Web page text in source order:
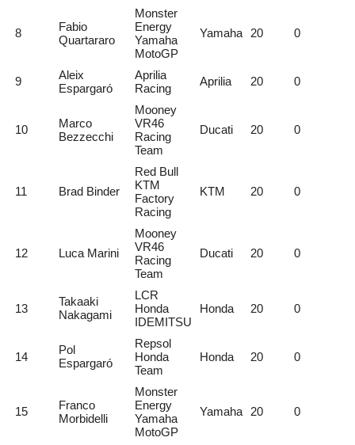
8
Fabio
Quartararo
Monster
Energy
Yamaha
MotoGP
Yamaha 20 0
9
Aleix
Espargaró
Aprilia
Racing
Aprilia 20 0
10
Marco
Bezzecchi
Mooney
VR46
Racing
Team
Ducati 20 0
11 Brad Binder
Red Bull
KTM
Factory
Racing
KTM 20 0
12 Luca Marini
Mooney
VR46
Racing
Team
Ducati 20 0
13
Takaaki
Nakagami
LCR
Honda
IDEMITSU
Honda 20 0
14
Pol
Espargaró
Repsol
Honda
Team
Honda 20 0
15
Franco
Morbidelli
Monster
Energy
Yamaha
MotoGP
Yamaha 20 0